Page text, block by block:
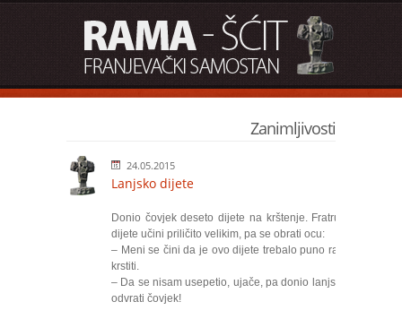
Zanimljivosti
24.05.2015
Lanjsko dijete
Donio čovjek deseto dijete na krštenje. Fratru se
dijete učini priličito velikim, pa se obrati ocu:
– Meni se čini da je ovo dijete trebalo puno ranije
krstiti.
– Da se nisam usepetio, ujače, pa donio lanjsko –
odvrati čovjek!